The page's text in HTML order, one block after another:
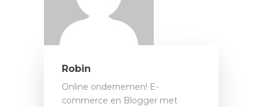
Robin
Online ondernemen! E-
commerce en Blogger met